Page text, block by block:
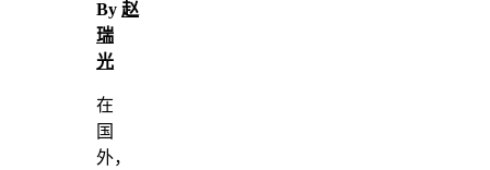
By 赵
瑞
光
在
国
外，